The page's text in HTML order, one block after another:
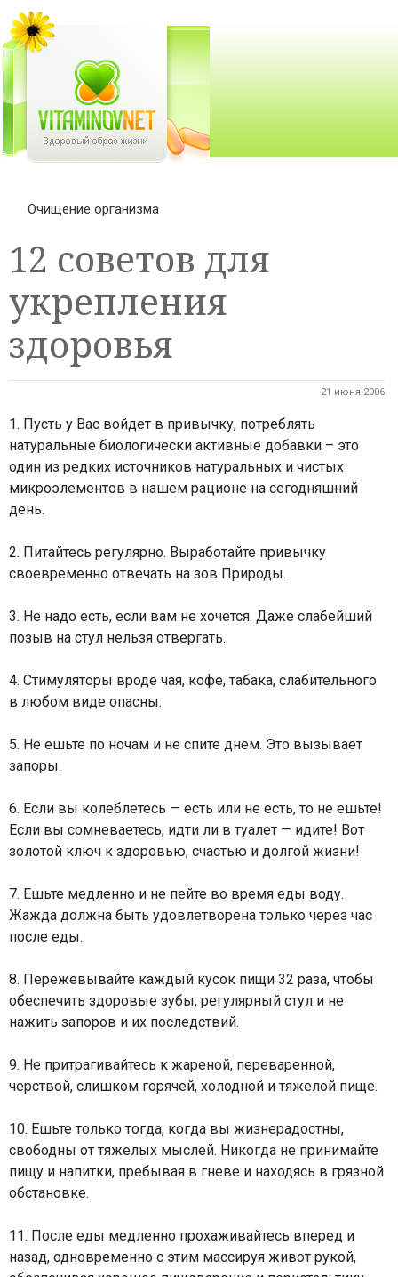
Очищение организма
12 советов для
укрепления
здоровья
21 июня 2006
1. Пусть у Вас войдет в привычку, потреблять
натуральные биологически активные добавки – это
один из редких источников натуральных и чистых
микроэлементов в нашем рационе на сегодняшний
день.
2. Питайтесь регулярно. Выработайте привычку
своевременно отвечать на зов Природы.
3. Не надо есть, если вам не хочется. Даже слабейший
позыв на стул нельзя отвергать.
4. Стимуляторы вроде чая, кофе, табака, слабительного
в любом виде опасны.
5. Не ешьте по ночам и не спите днем. Это вызывает
запоры.
6. Если вы колеблетесь — есть или не есть, то не ешьте!
Если вы сомневаетесь, идти ли в туалет — идите! Вот
золотой ключ к здоровью, счастью и долгой жизни!
7. Ешьте медленно и не пейте во время еды воду.
Жажда должна быть удовлетворена только через час
после еды.
8. Пережевывайте каждый кусок пищи 32 раза, чтобы
обеспечить здоровые зубы, регулярный стул и не
нажить запоров и их последствий.
9. Не притрагивайтесь к жареной, переваренной,
черствой, слишком горячей, холодной и тяжелой пище.
10. Ешьте только тогда, когда вы жизнерадостны,
свободны от тяжелых мыслей. Никогда не принимайте
пищу и напитки, пребывая в гневе и находясь в грязной
обстановке.
11. После еды медленно прохаживайтесь вперед и
назад, одновременно с этим массируя живот рукой,